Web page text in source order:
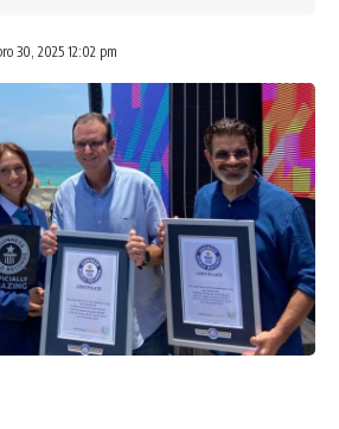
30, 2025 12:02 pm